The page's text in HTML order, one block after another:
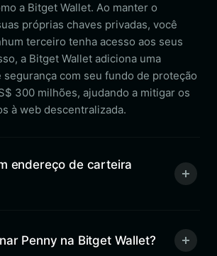
a Bitget Wallet. Ao manter o
próprias chaves privadas, você
terceiro tenha acesso aos seus
a Bitget Wallet adiciona uma
segurança com seu fundo de proteção
300 milhões, ajudando a mitigar os
à web descentralizada.
endereço de carteira
Penny na Bitget Wallet?